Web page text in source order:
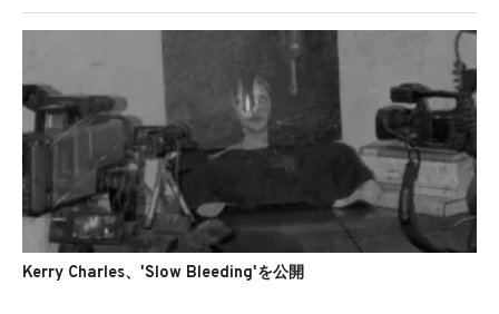
Kerry Charles、'Slow Bleeding'を公開